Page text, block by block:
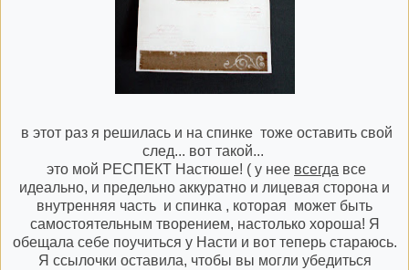
в этот раз я решилась и на спинке тоже оставить свой
след... вот такой...
это мой РЕСПЕКТ Настюше! ( у нее всегда все
идеально, и предельно аккуратно и лицевая сторона и
внутренняя часть и спинка , которая может быть
самостоятельным творением, настолько хороша! Я
обещала себе поучиться у Насти и вот теперь стараюсь.
Я ссылочки оставила, чтобы вы могли убедиться